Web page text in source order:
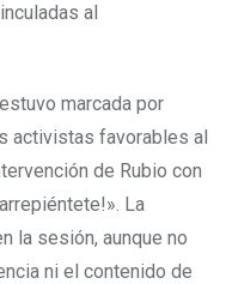
al
marcada por
activistas favorables al
de Rubio con
La
la sesión, aunque no
ni el contenido de